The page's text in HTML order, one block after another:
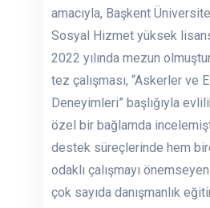
amacıyla, Başkent
Sosyal Hizmet yüksek
2022 yılında mezun
tez çalışması, “Askerler ve
Deneyimleri” başlığıyla
özel bir bağlamda
destek süreçlerinde hem
odaklı çalışmayı
çok sayıda danışmanlık